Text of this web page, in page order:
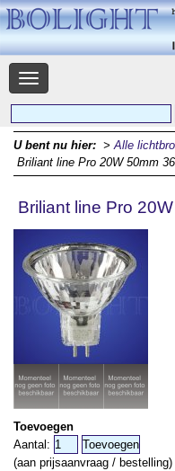
Navigatie
U bent nu hier: >Alle
Briliant line Pro 20W 50mm
Briliant line Pro
Toevoegen
Aantal:
(aan prijsaanvraag / bestelling)